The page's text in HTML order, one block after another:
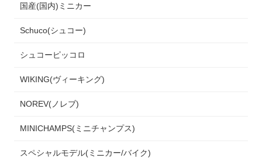
国産(国内)ミニカー
Schuco(シュコー)
シュコーピッコロ
WIKING(ヴィーキング)
NOREV(ノレブ)
MINICHAMPS(ミニチャンプス)
スペシャルモデル(ミニカー/バイク)